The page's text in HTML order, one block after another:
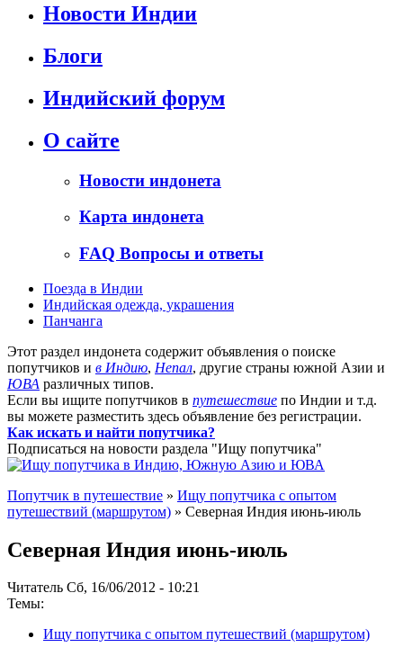
Новости Индии
Блоги
Индийский форум
О сайте
Новости индонета
Карта индонета
FAQ Вопросы и ответы
Поезда в Индии
Индийская одежда, украшения
Панчанга
Этот раздел индонета содержит объявления о поиске
попутчиков и в Индию, Непал, другие страны южной Азии и
ЮВА различных типов.
Если вы ищите попутчиков в путешествие по Индии и т.д.
вы можете разместить здесь объявление без регистрации.
Как искать и найти попутчика?
Подписаться на новости раздела "Ищу попутчика"
Попутчик в путешествие » Ищу попутчика с опытом
путешествий (маршрутом) » Северная Индия июнь-июль
Северная Индия июнь-июль
Читатель Сб, 16/06/2012 - 10:21
Темы:
Ищу попутчика с опытом путешествий (маршрутом)